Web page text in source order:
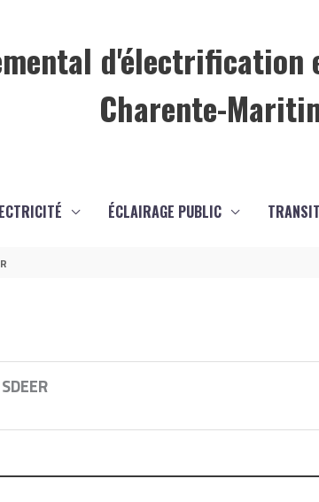
d'électrification
Charente-
ÉCLAIRAGE PUBLIC